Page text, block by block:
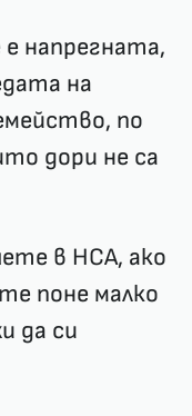
напрегната,
на
по
дори не са
в НСА, ако
поне малко
да си